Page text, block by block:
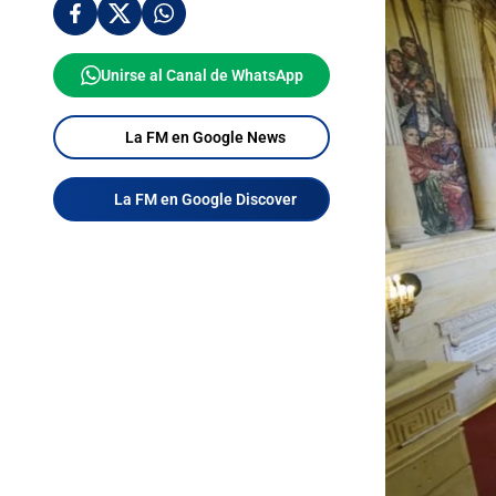
Unirse al Canal de WhatsApp
La FM en Google News
La FM en Google Discover